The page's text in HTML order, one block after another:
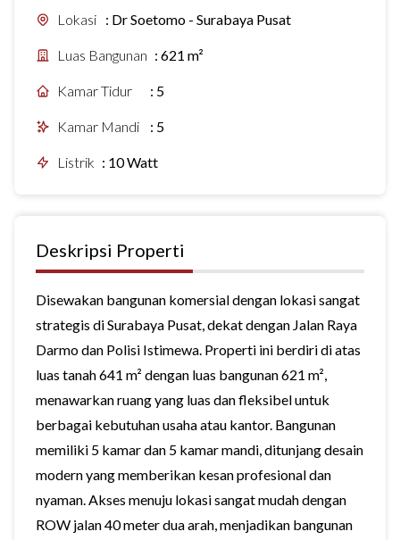
Lokasi : Dr Soetomo - Surabaya Pusat
Luas Bangunan : 621 m²
Kamar Tidur : 5
Kamar Mandi : 5
Listrik : 10 Watt
Deskripsi Properti
Disewakan bangunan komersial dengan lokasi sangat
strategis di Surabaya Pusat, dekat dengan Jalan Raya
Darmo dan Polisi Istimewa. Properti ini berdiri di atas
luas tanah 641 m² dengan luas bangunan 621 m²,
menawarkan ruang yang luas dan fleksibel untuk
berbagai kebutuhan usaha atau kantor. Bangunan
memiliki 5 kamar dan 5 kamar mandi, ditunjang desain
modern yang memberikan kesan profesional dan
nyaman. Akses menuju lokasi sangat mudah dengan
ROW jalan 40 meter dua arah, menjadikan bangunan